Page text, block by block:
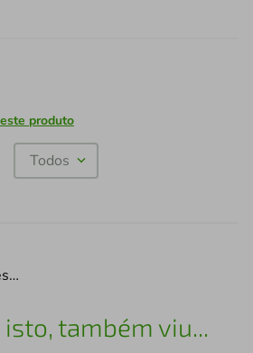
produto
Todos
também viu...